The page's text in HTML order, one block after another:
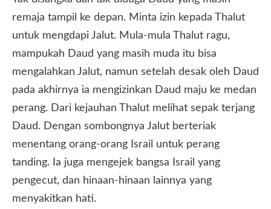
remaja tampil ke depan. Minta izin kepada Thalut
untuk mengdapi Jalut. Mula-mula Thalut ragu,
mampukah Daud yang masih muda itu bisa
mengalahkan Jalut, namun setelah desak oleh Daud
pada akhirnya ia mengizinkan Daud maju ke medan
perang. Dari kejauhan Thalut melihat sepak terjang
Daud. Dengan sombongnya Jalut berteriak
menentang orang-orang Israil untuk perang
tanding. Ia juga mengejek bangsa Israil yang
pengecut, dan hinaan-hinaan lainnya yang
menyakitkan hati.